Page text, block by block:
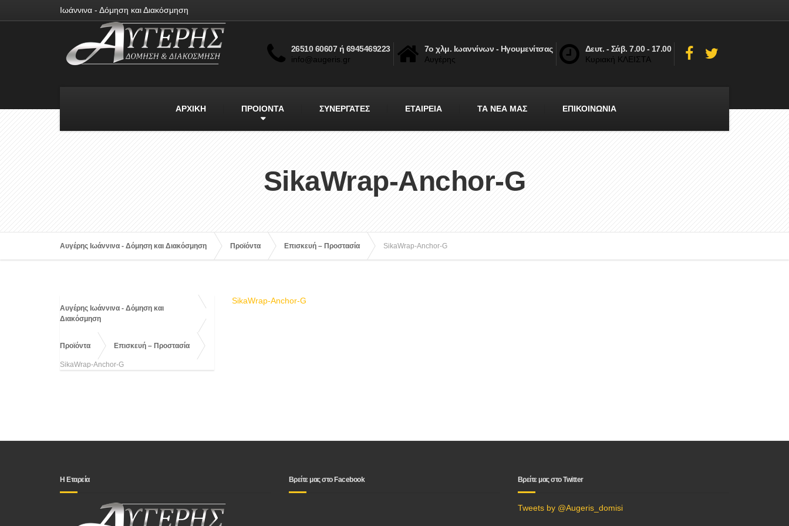
Ιωάννινα - Δόμηση και Διακόσμηση
26510 60607 ή 6945469223
info@augeris.gr
7ο χλμ. Ιωαννίνων - Ηγουμενίτσας
Αυγέρης
Δευτ. - Σάβ. 7.00 - 17.00
Κυριακή ΚΛΕΙΣΤΑ
ΑΡΧΙΚΗ ΠΡΟΙΟΝΤΑ ΣΥΝΕΡΓΑΤΕΣ ΕΤΑΙΡΕΙΑ ΤΑ ΝΕΑ ΜΑΣ ΕΠΙΚΟΙΝΩΝΙΑ
SikaWrap-Anchor-G
Αυγέρης Ιωάννινα - Δόμηση και Διακόσμηση Προϊόντα Επισκευή – Προστασία SikaWrap-Anchor-G
SikaWrap-Anchor-G
Αυγέρης Ιωάννινα - Δόμηση και
Διακόσμηση
Προϊόντα Επισκευή – Προστασία
SikaWrap-Anchor-G
Η Εταρεία Βρείτε μας στο Facebook Βρείτε μας στο Twitter
Tweets by @Augeris_domisi